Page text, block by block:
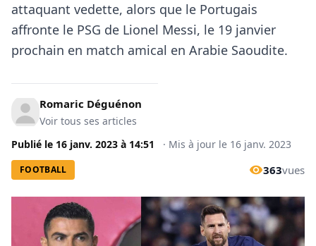
attaquant vedette, alors que le Portugais
affronte le PSG de Lionel Messi, le 19 janvier
prochain en match amical en Arabie Saoudite.
Romaric Déguénon
Voir tous ses articles
Publié le 16 janv. 2023 à 14:51 · Mis à jour le 16 janv. 2023
FOOTBALL 363vues